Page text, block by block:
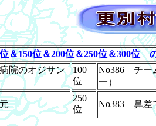
＆150位＆200位＆250位＆300位
院のオジサン
100
位
No386 チー
一）
250
位
No383 鼻差